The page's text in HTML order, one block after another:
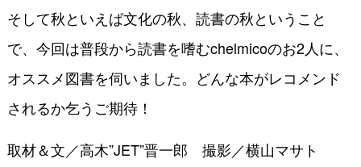
そして秋といえば文化の秋、読書の秋ということ
で、今回は普段から読書を嗜むchelmicoのお2人に、
オススメ図書を伺いました。どんな本がレコメンド
されるか乞うご期待！
取材＆文／高木”JET”晋一郎 撮影／横山マサト